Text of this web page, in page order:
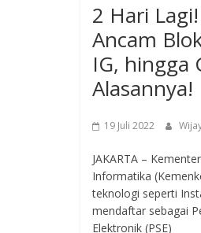
2 Hari
Ancam
IG, hingga
Alasannya!
19 Juli 2022
JAKARTA –
Informatika
teknologi seperti
mendaftar sebagai
Elektronik (PSE)